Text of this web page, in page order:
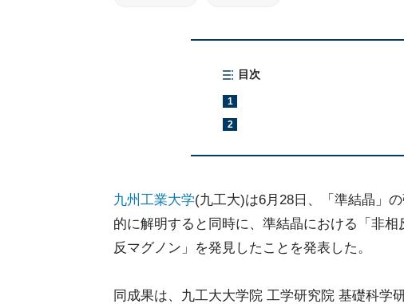
目次
1
2
九州工業大学(九工大)は6月28日、「準結晶」
的に解明すると同時に、準結晶における「非
反マグノン」を発見したことを発表した。
同成果は、九工大大学院 工学研究院 基礎科学